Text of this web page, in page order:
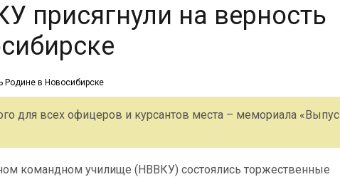
присягнули на верность
для всех офицеров и курсантов места – мемориала
командном училище (НВВКУ) состоялись торжественные